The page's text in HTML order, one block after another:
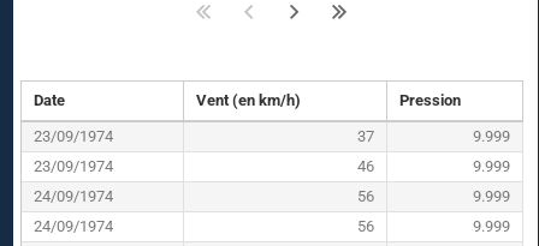
Date Vent (en km/h)
Pression
23/09/1974
37
9.999
23/09/1974
46
9.999
24/09/1974
56
9.999
24/09/1974
56
9.999